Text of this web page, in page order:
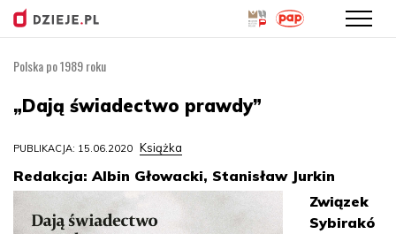
treści
Polska po 1989 roku
„Dają świadectwo prawdy”
PUBLIKACJA: 15.06.2020 Książka
Redakcja: Albin Głowacki, Stanisław Jurkin
Związek
Sybirakó